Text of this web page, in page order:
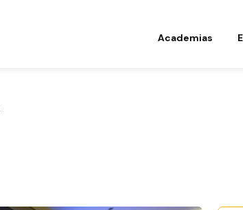
Academias